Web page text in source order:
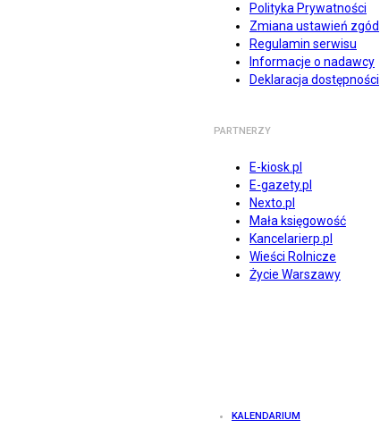
Polityka Prywatności
Zmiana ustawień zgód
Regulamin serwisu
Informacje o nadawcy
Deklaracja dostępności
PARTNERZY
E-kiosk.pl
E-gazety.pl
Nexto.pl
Mała księgowość
Kancelarierp.pl
Wieści Rolnicze
Życie Warszawy
KALENDARIUM